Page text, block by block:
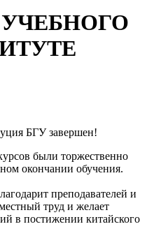
БГУ завершен!
были торжественно
окончании обучения.
преподавателей и
труд и желает
в постижении китайского